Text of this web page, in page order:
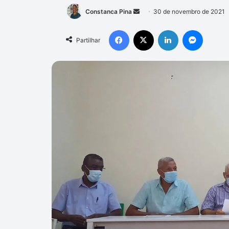
Constanca Pina
Mande
e-
mail
30 de novembro de 2021
Partilhar
Facebook Linkedin